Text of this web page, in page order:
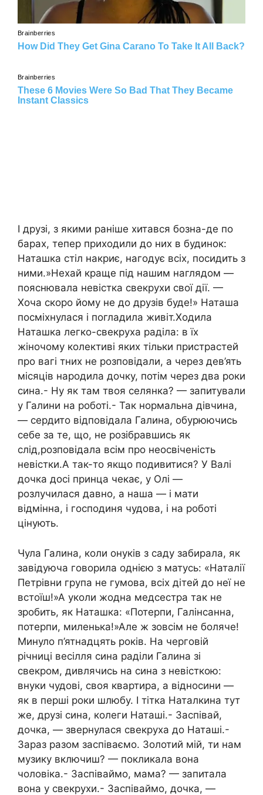
І друзі, з якими раніше хитався бозна-де по
барах, тепер приходили до них в будинок:
Наташка стіл накриє, нагодує всіх, посидить з
ними.»Нехай краще під нашим наглядом —
пояснювала невістка свекрухи свої дії. —
Хоча скоро йому не до друзів буде!» Наташа
посміхнулася і погладила живіт.Ходила
Наташка легко-свекруха раділа: в їх
жіночому колективі яких тільки пристрастей
про вагі тних не розповідали, а через дев’ять
місяців народила дочку, потім через два роки
сина.- Ну як там твоя селянка? — запитували
у Галини на роботі.- Так нормальна дівчина,
— сердито відповідала Галина, обурюючись
себе за те, що, не розібравшись як
слід,розповідала всім про неосвіченість
невістки.А так-то якщо подивитися? У Валі
дочка досі принца чекає, у Олі —
розлучилася давно, а наша — і мати
відмінна, і господиня чудова, і на роботі
цінують.
Чула Галина, коли онуків з саду забирала, як
завідуюча говорила однією з матусь: «Наталії
Петрівни група не гумова, всіх дітей до неї не
встоїш!»А уколи жодна медсестра так не
зробить, як Наташка: «Потерпи, Галінсанна,
потерпи, миленька!»Але ж зовсім не боляче!
Минуло п’ятнадцять років. На черговій
річниці весілля сина раділи Галина зі
свекром, дивлячись на сина з невісткою:
внуки чудові, своя квартира, а відносини —
як в перші роки шлюбу. І тітка Наталкина тут
же, друзі сина, колеги Наташі.- Заспівай,
дочка, — звернулася свекруха до Наташі.-
Зараз разом заспіваємо. Золотий мій, ти нам
музику включиш? — покликала вона
чоловіка.- Заспіваймо, мама? — запитала
вона у свекрухи.- Заспіваймо, дочка, —